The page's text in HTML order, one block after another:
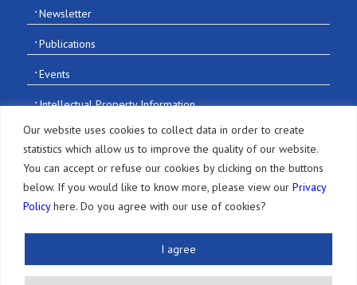
Our website uses cookies to collect data in order to create
statistics which allow us to improve the quality of our website.
You can accept or refuse our cookies by clicking on the buttons
below. If you would like to know more, please view our Privacy
Policyhere. Do you agree with our use of cookies?
I agree
Newsletter
Publications
Events
Intellectual Property Information
招募信息
Terms of Use and Disclaimer